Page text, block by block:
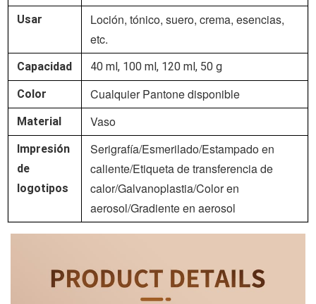
Usar
Loción, tónico, suero, crema, esencias,
etc.
Capacidad 40 ml, 100 ml, 120 ml, 50 g
Color Cualquier Pantone disponible
Material Vaso
Impresión
de
logotipos
Serigrafía/Esmerilado/Estampado en
caliente/Etiqueta de transferencia de
calor/Galvanoplastia/Color en
aerosol/Gradiente en aerosol